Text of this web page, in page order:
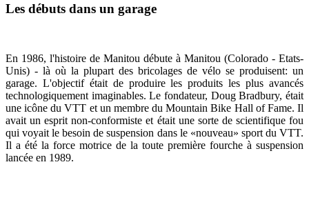
Les débuts dans un garage
En 1986, l'histoire de Manitou débute à Manitou (Colorado - Etats-
Unis) - là où la plupart des bricolages de vélo se produisent: un
garage. L'objectif était de produire les produits les plus avancés
technologiquement imaginables. Le fondateur, Doug Bradbury, était
une icône du VTT et un membre du Mountain Bike Hall of Fame. Il
avait un esprit non-conformiste et était une sorte de scientifique fou
qui voyait le besoin de suspension dans le «nouveau» sport du VTT.
Il a été la force motrice de la toute première fourche à suspension
lancée en 1989.